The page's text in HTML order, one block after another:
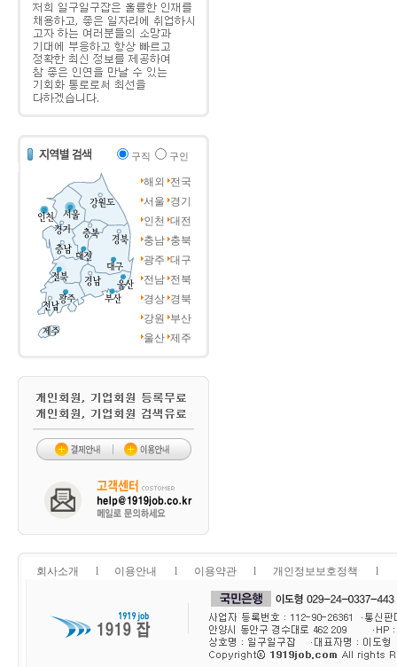
구직 구인
해외
전국
서울 경기
인천 대전
충남 충북
광주 대구
전남 전북
경상 경북
강원
부산
울산 제주
회사소개 l 이용안내 l 이용약관 l 개인정보보호정책 l